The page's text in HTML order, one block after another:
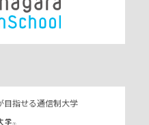
目指せる通信制大学